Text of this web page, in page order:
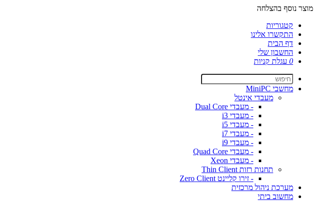
מוצר נוסף בהצלחה
קטגוריות
התקשרו אלינו
דף הבית
החשבון שלי
0 עגלת קניות
מחשבי MiniPC
מעבדי אינטל
- מעבדי Dual Core
- מעבדי i3
- מעבדי i5
- מעבדי i7
- מעבדי i9
- מעבדי Quad Core
- מעבדי Xeon
תחנות רזות Thin Client
- זירו קליינט Zero Client
מערכת ניהול מרכזית
מחשוב ביתי